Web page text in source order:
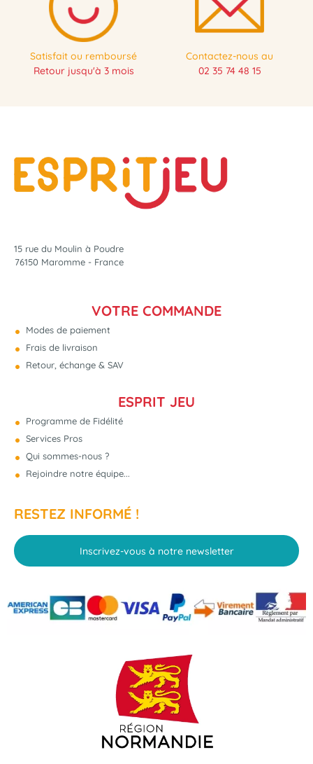
Satisfait ou remboursé
Retour jusqu'à 3 mois
Contactez-nous au
02 35 74 48 15
15 rue du Moulin à Poudre
76150 Maromme - France
VOTRE COMMANDE
Modes de paiement
Frais de livraison
Retour, échange & SAV
ESPRIT JEU
Programme de Fidélité
Services Pros
Qui sommes-nous ?
Rejoindre notre équipe...
RESTEZ INFORMÉ !
Inscrivez-vous à notre newsletter